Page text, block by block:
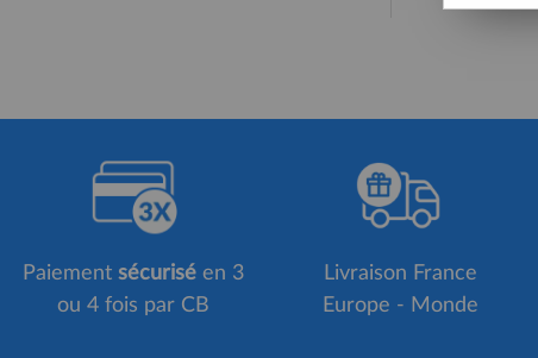
Paiement sécurisé en 3
ou 4 fois par CB
Livraison France
Europe - Monde